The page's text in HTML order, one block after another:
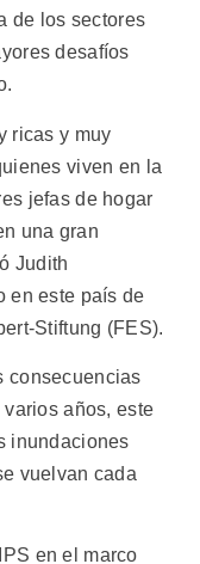
de los sectores
desafíos
ricas y muy
viven en la
jefas de hogar
una gran
Judith
en este país de
Stiftung (FES).
consecuencias
años, este
inundaciones
vuelvan cada
en el marco